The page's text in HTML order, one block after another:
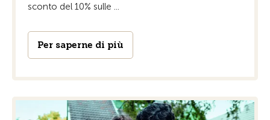
sconto del 10% sulle ...
Per saperne di più